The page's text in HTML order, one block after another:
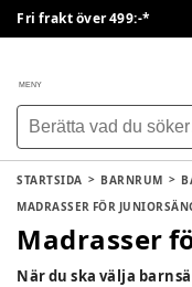
Fri frakt över 499:-*
MENY
STARTSIDA BARNRUM
MADRASSER FÖR
Madrasser
När du ska välja